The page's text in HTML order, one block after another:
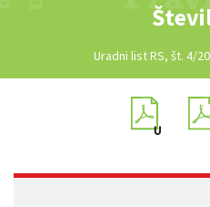
Uradni list RS, št. 4/